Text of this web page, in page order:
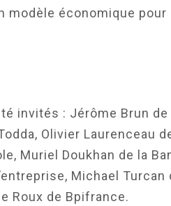
modèle économique
invités : Jérôme Brun
Olivier Laurenceau
Muriel Doukhan de la
Michael Turcan
Roux de Bpifrance.